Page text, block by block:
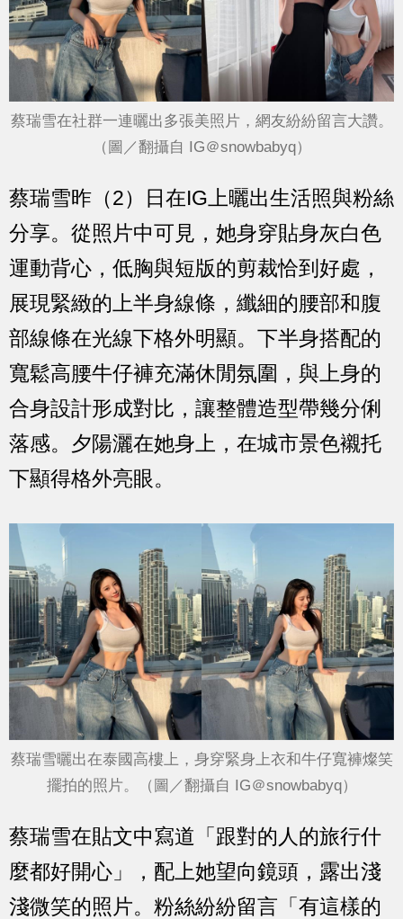
蔡瑞雪在社群一連曬出多張美照片，網友紛紛留言大讚。
（圖／翻攝自 IG＠snowbabyq）
蔡瑞雪昨（2）日在IG上曬出生活照與粉絲
分享。從照片中可見，她身穿貼身灰白色
運動背心，低胸與短版的剪裁恰到好處，
展現緊緻的上半身線條，纖細的腰部和腹
部線條在光線下格外明顯。下半身搭配的
寬鬆高腰牛仔褲充滿休閒氛圍，與上身的
合身設計形成對比，讓整體造型帶幾分俐
落感。夕陽灑在她身上，在城市景色襯托
下顯得格外亮眼。
蔡瑞雪曬出在泰國高樓上，身穿緊身上衣和牛仔寬褲燦笑
擺拍的照片。（圖／翻攝自 IG＠snowbabyq）
蔡瑞雪在貼文中寫道「跟對的人的旅行什
麼都好開心」，配上她望向鏡頭，露出淺
淺微笑的照片。粉絲紛紛留言「有這樣的